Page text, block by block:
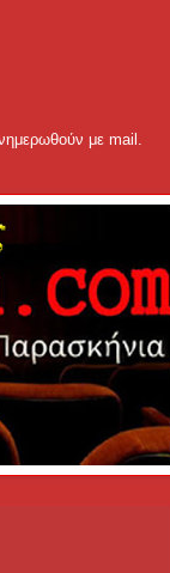
με mail.